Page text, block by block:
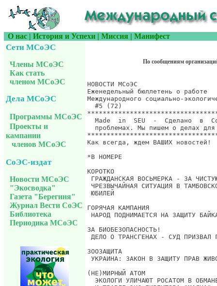
О нас | История и Успехи | Миссия | Манифест
Сети МСоЭС
Члены МСоЭС
Как стать
членом МСоЭС
Дела МСоЭС
Программы МСоЭС
Проекты и
кампании
членов МСоЭС
СоЭС-издат
Новости МСоЭС
"Экосводка"
Газета "Берегиня"
Журнал Вести СоЭС
Библиотека
Периодика МСоЭС
По сообщениям